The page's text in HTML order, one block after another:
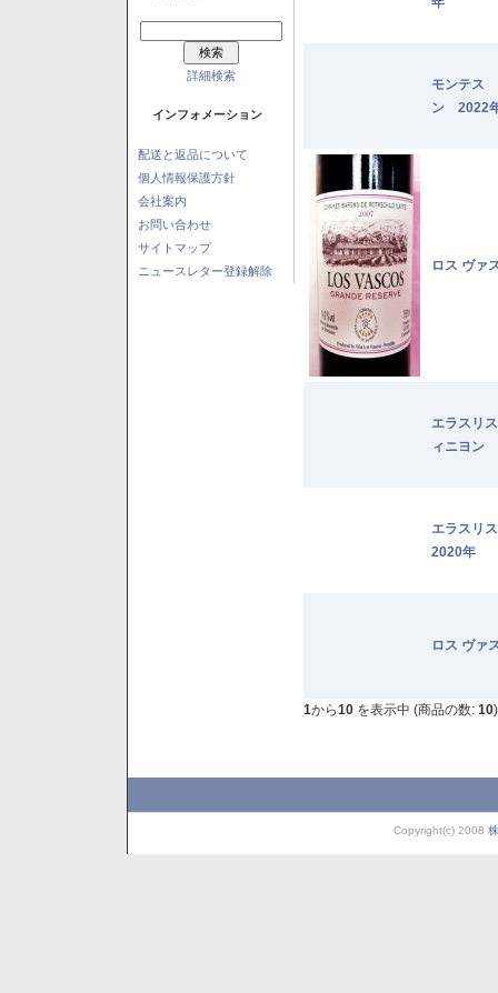
詳細検索
インフォメーション
配送と返品について
個人情報保護方針
会社案内
お問い合わせ
サイトマップ
ニュースレター登録解除
モンテス
ン 2022
ロス ヴァ
エラスリ
ィニヨン
エラスリ
2020年
ロス ヴァ
1から10 を表示中 (商品の数: 10)
Copyright(c) 2008